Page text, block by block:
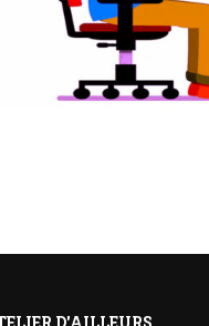
D'AILLEURS